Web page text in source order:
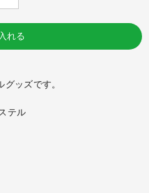
れる
ッズです。
テル